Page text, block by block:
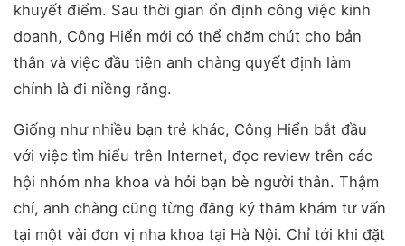
khuyết điểm. Sau thời gian ổn định công việc kinh
doanh, Công Hiển mới có thể chăm chút cho bản
thân và việc đầu tiên anh chàng quyết định làm
chính là đi niềng răng.
Giống như nhiều bạn trẻ khác, Công Hiển bắt đầu
với việc tìm hiểu trên Internet, đọc review trên các
hội nhóm nha khoa và hỏi bạn bè người thân. Thậm
chí, anh chàng cũng từng đăng ký thăm khám tư vấn
tại một vài đơn vị nha khoa tại Hà Nội. Chỉ tới khi đặt